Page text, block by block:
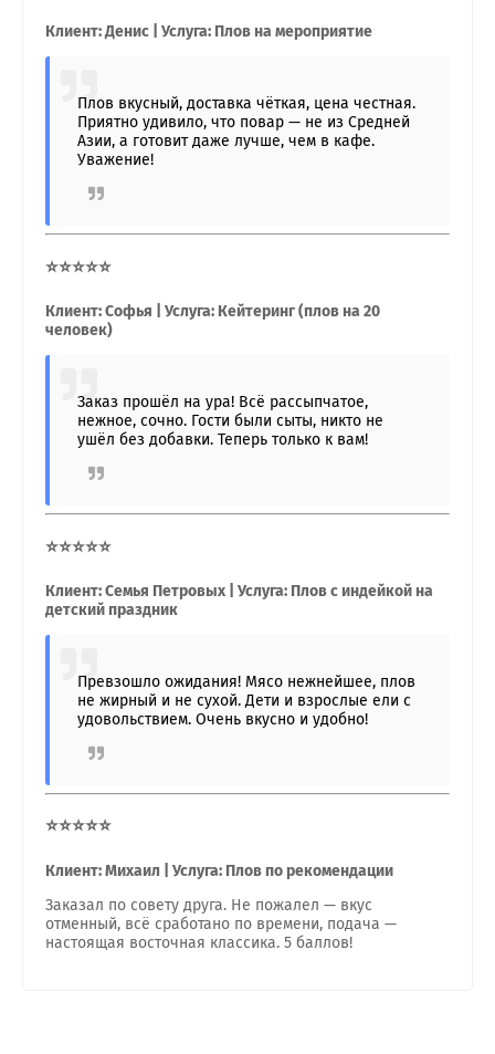
Клиент: Денис | Услуга: Плов на мероприятие
Плов вкусный, доставка чёткая, цена честная.
Приятно удивило, что повар — не из Средней
Азии, а готовит даже лучше, чем в кафе.
Уважение!
⭐⭐⭐⭐⭐
Клиент: Софья | Услуга: Кейтеринг (плов на 20
человек)
Заказ прошёл на ура! Всё рассыпчатое,
нежное, сочно. Гости были сыты, никто не
ушёл без добавки. Теперь только к вам!
⭐⭐⭐⭐⭐
Клиент: Семья Петровых | Услуга: Плов с индейкой на
детский праздник
Превзошло ожидания! Мясо нежнейшее, плов
не жирный и не сухой. Дети и взрослые ели с
удовольствием. Очень вкусно и удобно!
⭐⭐⭐⭐⭐
Клиент: Михаил | Услуга: Плов по рекомендации
Заказал по совету друга. Не пожалел — вкус
отменный, всё сработано по времени, подача —
настоящая восточная классика. 5 баллов!